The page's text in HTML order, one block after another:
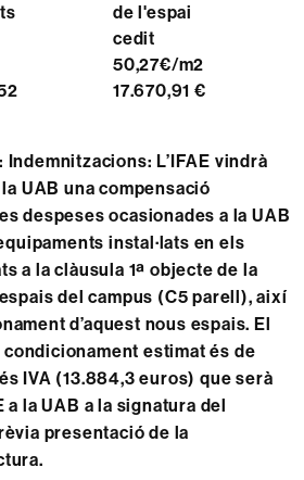
de l'espai
cedit
50,27€/m2
17.670,91 €
L’IFAE vindrà
UAB una compensació
despeses ocasionades a la UAB
instal·lats en els
a la clàusula 1ª objecte de la
del campus (C5 parell), així
d’aquest nous espais. El
estimat és de
IVA (13.884,3 euros) que serà
a la UAB a la signatura del
presentació de la